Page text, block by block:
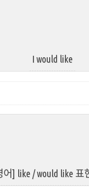
I would like
어] like / would like 표